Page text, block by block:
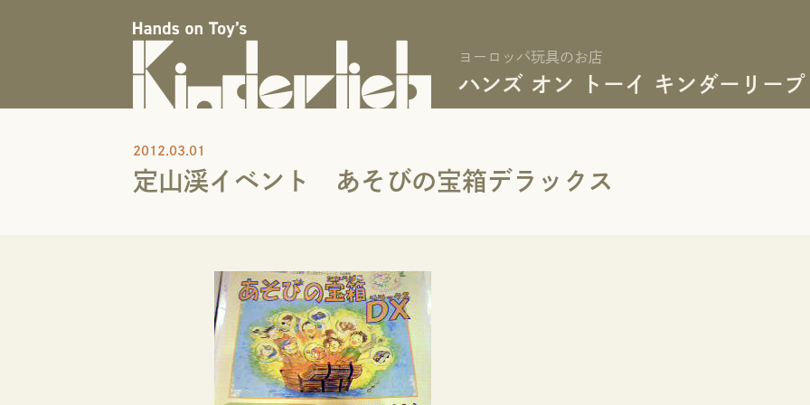
ヨーロッパ玩具のお店
ハンズ オン トーイ キンダーリープ
2012.03.01
定山渓イベント あそびの宝箱デラックス